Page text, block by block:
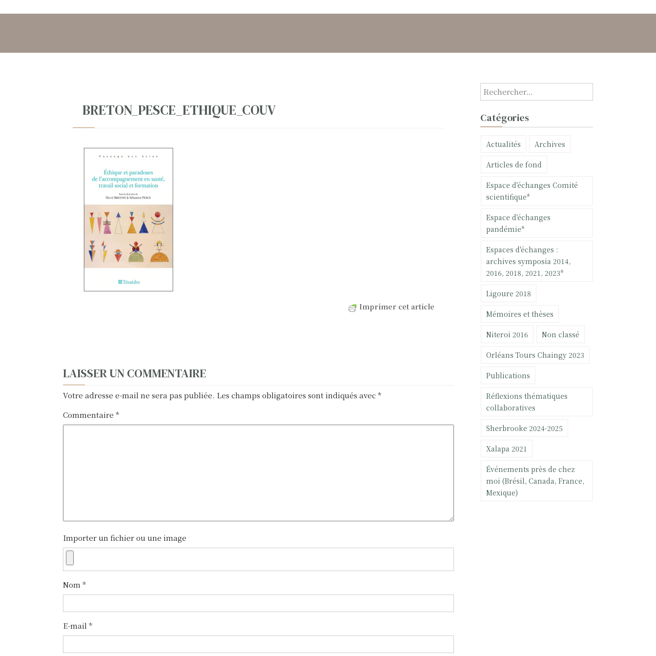
BRETON_PESCE_ETHIQUE_COUV
Imprimer cet article
N
a
v
i
o
n
d
e
l
’
a
LAISSER UN COMMENTAIRE
Votre adresse e-mail ne sera pas publiée. Les champs obligatoires sont indiqués avec*
Commentaire *
Importer un fichier ou une image
Nom *
E-mail*
R
e
h
Catégories
Actualités Archives
Articles de fond
Espace d'échanges Comité
scientifique*
Espace d'échanges
pandémie*
Espaces d'échanges :
archives symposia 2014,
2016, 2018, 2021, 2023*
Ligoure 2018
Mémoires et thèses
Niteroi 2016 Non classé
Orléans Tours Chaingy 2023
Publications
Réflexions thématiques
collaboratives
Sherbrooke 2024-2025
Xalapa 2021
Événements près de chez
moi (Brésil, Canada, France,
Mexique)